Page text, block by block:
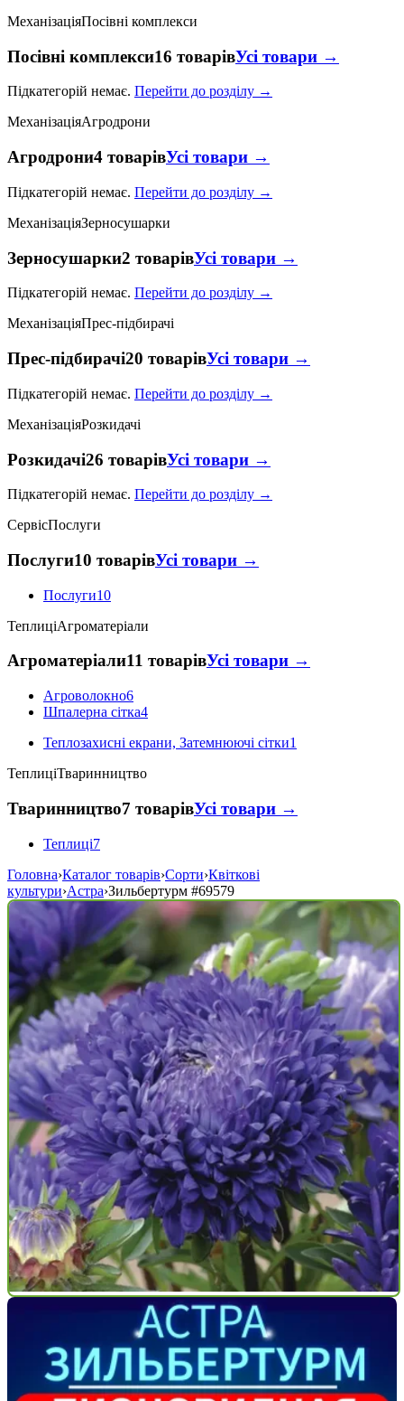
МеханізаціяПосівні комплекси
Посівні комплекси16 товарівУсі товари →
Підкатегорій немає. Перейти до розділу →
МеханізаціяАгродрони
Агродрони4 товарівУсі товари →
Підкатегорій немає. Перейти до розділу →
МеханізаціяЗерносушарки
Зерносушарки2 товарівУсі товари →
Підкатегорій немає. Перейти до розділу →
МеханізаціяПрес-підбирачі
Прес-підбирачі20 товарівУсі товари →
Підкатегорій немає. Перейти до розділу →
МеханізаціяРозкидачі
Розкидачі26 товарівУсі товари →
Підкатегорій немає. Перейти до розділу →
СервісПослуги
Послуги10 товарівУсі товари →
Послуги10
ТеплиціАгроматеріали
Агроматеріали11 товарівУсі товари →
Агроволокно6
Шпалерна сітка4
Теплозахисні екрани, Затемнюючі сітки1
ТеплиціТваринництво
Тваринництво7 товарівУсі товари →
Теплиці7
Головна›Каталог товарів›Сорти›Квіткові
культури›Астра›Зильбертурм #69579